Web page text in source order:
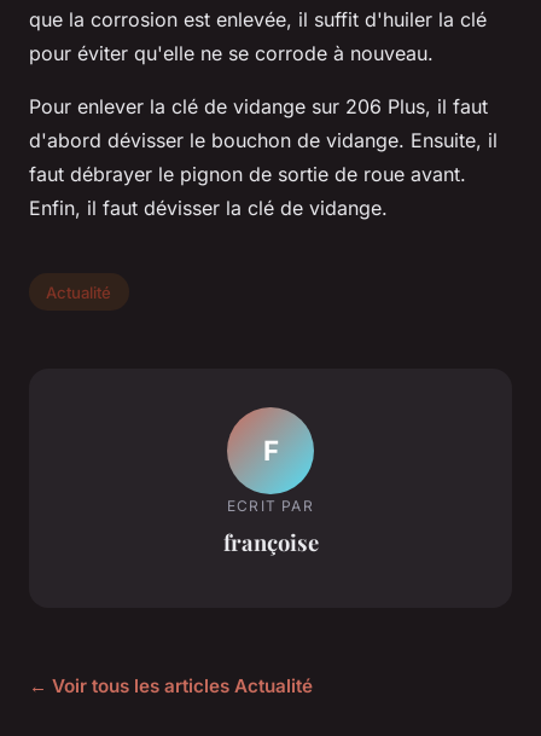
que la corrosion est enlevée, il suffit d'huiler la clé
pour éviter qu'elle ne se corrode à nouveau.
Pour enlever la clé de vidange sur 206 Plus, il faut
d'abord dévisser le bouchon de vidange. Ensuite, il
faut débrayer le pignon de sortie de roue avant.
Enfin, il faut dévisser la clé de vidange.
Actualité
F
ECRIT PAR
françoise
← Voir tous les articles Actualité